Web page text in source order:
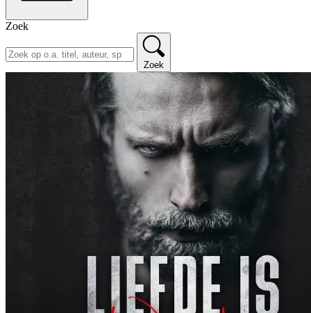
Zoek
Zoek